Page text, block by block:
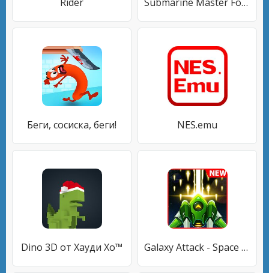
Беги, сосиска, беги! NES.emu
Dino 3D от Хауди Хо™ Galaxy Attack - Space Shooter 2021